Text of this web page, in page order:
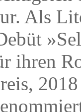
Als
ihren